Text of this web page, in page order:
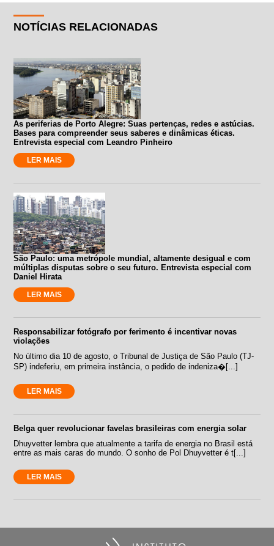
NOTÍCIAS RELACIONADAS
As periferias de Porto Alegre: Suas pertenças, redes e astúcias.
Bases para compreender seus saberes e dinâmicas éticas.
Entrevista especial com Leandro Pinheiro
LER MAIS
São Paulo: uma metrópole mundial, altamente desigual e com
múltiplas disputas sobre o seu futuro. Entrevista especial com
Daniel Hirata
LER MAIS
Responsabilizar fotógrafo por ferimento é incentivar novas
violações
No último dia 10 de agosto, o Tribunal de Justiça de São Paulo (TJ-
SP) indeferiu, em primeira instância, o pedido de indeniza�[...]
LER MAIS
Belga quer revolucionar favelas brasileiras com energia solar
Dhuyvetter lembra que atualmente a tarifa de energia no Brasil está
entre as mais caras do mundo. O sonho de Pol Dhuyvetter é t[...]
LER MAIS